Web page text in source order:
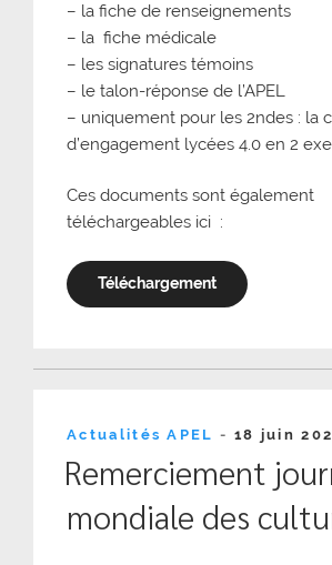
– la fiche de renseignements
– la fiche médicale
– les signatures témoins
– le talon-réponse de l’APEL
– uniquement pour les 2ndes : la
d’engagement lycées 4.0 en 2
Ces documents sont également
téléchargeables ici :
Téléchargement
Actualités APEL - Publié
18 juin
Remerciement
mondiale des